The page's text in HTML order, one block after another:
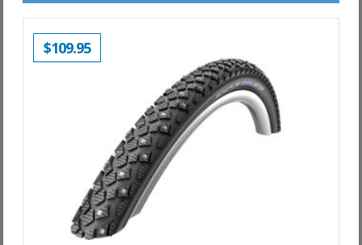
$109.95